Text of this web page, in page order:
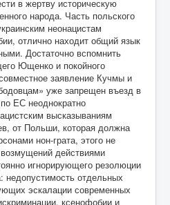
в жертву историческую
народа. Часть польского
неонацистам
отлично находит общий язык
Достаточно вспомнить
Ющенко и покойного
заявление Кучмы и
уже запрещен въезд в
ЕС неоднократно
высказываниям
от Польши, которая должна
нон-грата, этого не
действиями
игнорирующего резолюции
отдельных
эскалации современных
ксенофобии и